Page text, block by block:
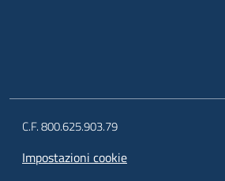
C.F. 800.625.903.79
Impostazioni cookie